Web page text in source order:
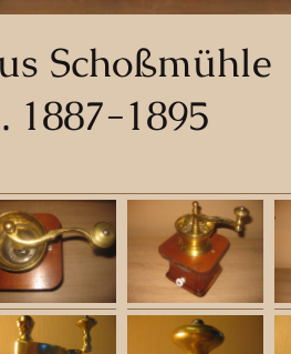
Schoßmühle
1887-1895